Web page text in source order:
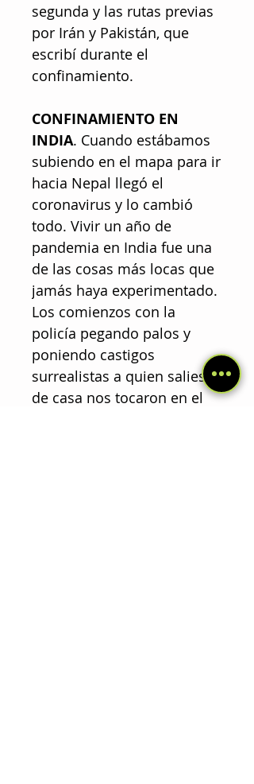
segunda y las rutas previas
por Irán y Pakistán, que
escribí durante el
confinamiento.
CONFINAMIENTO EN
INDIA. Cuando estábamos
subiendo en el mapa para ir
hacia Nepal llegó el
coronavirus y lo cambió
todo. Vivir un año de
pandemia en India fue una
de las cosas más locas que
jamás haya experimentado.
Los comienzos con la
policía pegando palos y
poniendo castigos
surrealistas a quien saliese
de casa nos tocaron en el